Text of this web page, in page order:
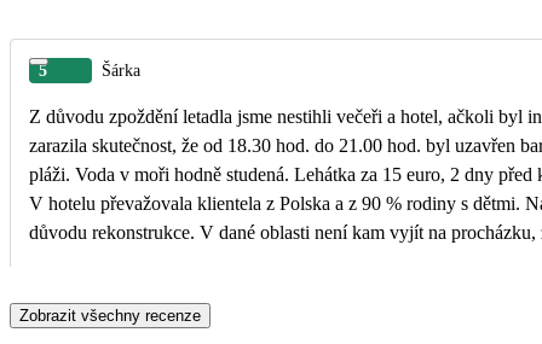
5 Šárka
Z důvodu zpoždění letadla jsme nestihli večeři a hotel, ačkoli byl
zarazila skutečnost, že od 18.30 hod. do 21.00 hod. byl uzavřen
pláži. Voda v moři hodně studená. Lehátka za 15 euro, 2 dny
V hotelu převažovala klientela z Polska a z 90 % rodiny s dětmi.
důvodu rekonstrukce. V dané oblasti není kam vyjít na
Zobrazit všechny recenze